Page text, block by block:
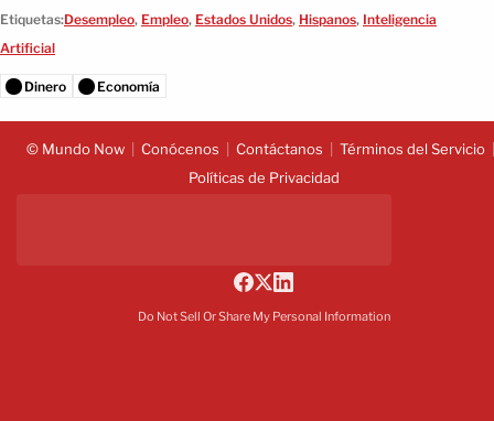
Etiquetas:Desempleo, Empleo, Estados Unidos, Hispanos, Inteligencia
Artificial
Dinero Economía
© Mundo Now Conócenos Contáctanos
Términos del Servicio
Políticas de Privacidad
Do Not Sell Or Share My Personal Information